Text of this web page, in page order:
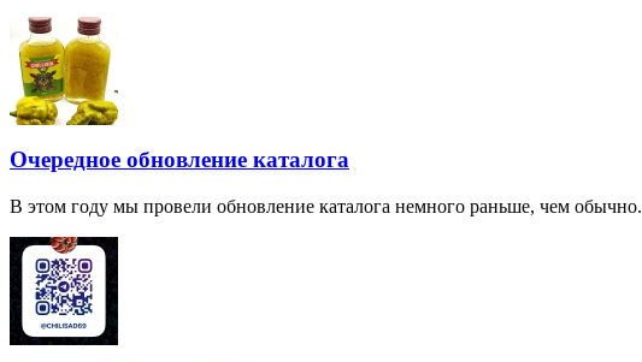
Очередное обновление каталога
В этом году мы провели обновление каталога немного раньше, чем обычно.